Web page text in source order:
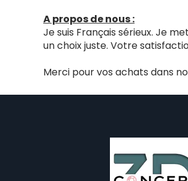
A propos de nous :
Je suis Français sérieux. Je
un choix juste. Votre
Merci pour vos achats dans